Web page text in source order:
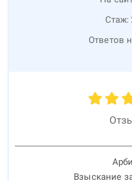
Стаж:
Ответов
Взыскание